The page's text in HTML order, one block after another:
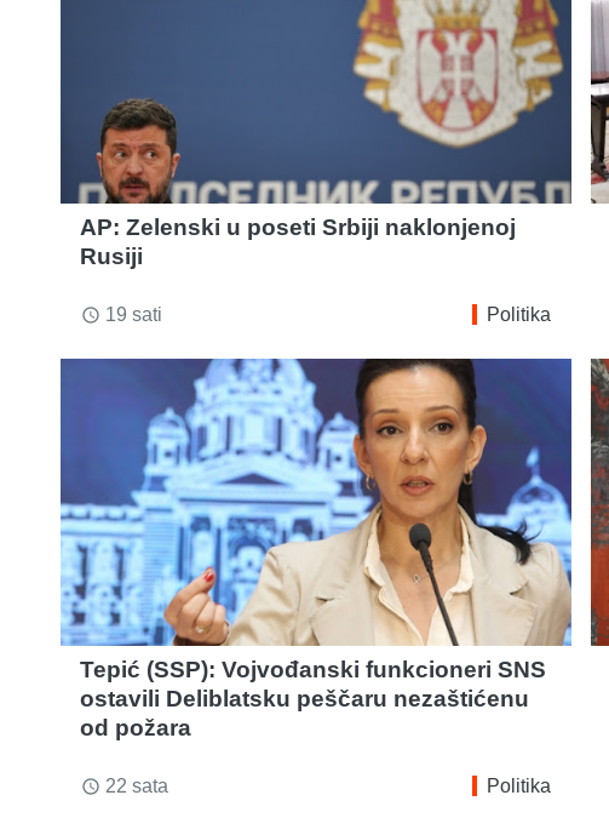
AP: Zelenski u poseti Srbiji naklonjenoj
Rusiji
access_time 19 sati Politika
Tepić (SSP): Vojvođanski funkcioneri SNS
ostavili Deliblatsku peščaru nezaštićenu
od požara
access_time 22 sata Politika